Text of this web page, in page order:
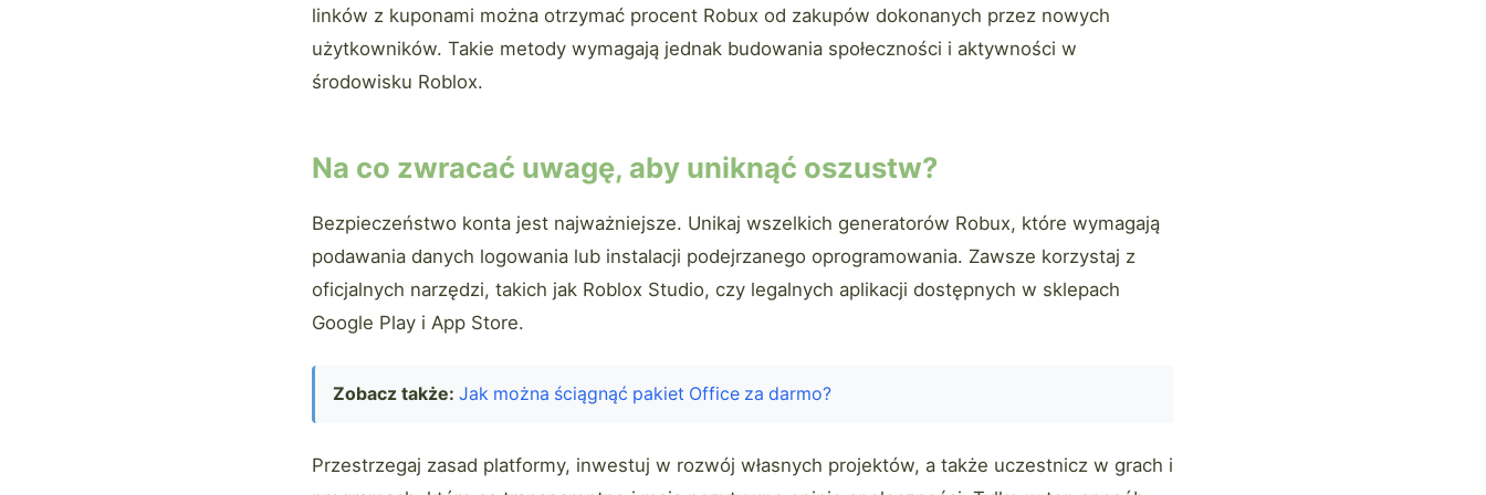
linków z kuponami można otrzymać procent Robux od zakupów dokonanych przez nowych
użytkowników. Takie metody wymagają jednak budowania społeczności i aktywności w
środowisku Roblox.
Na co zwracać uwagę, aby uniknąć oszustw?
Bezpieczeństwo konta jest najważniejsze. Unikaj wszelkich generatorów Robux, które wymagają
podawania danych logowania lub instalacji podejrzanego oprogramowania. Zawsze korzystaj z
oficjalnych narzędzi, takich jak Roblox Studio, czy legalnych aplikacji dostępnych w sklepach
Google Play i App Store.
Zobacz także: Jak można ściągnąć pakiet Office za darmo?
Przestrzegaj zasad platformy, inwestuj w rozwój własnych projektów, a także uczestnicz w grach i